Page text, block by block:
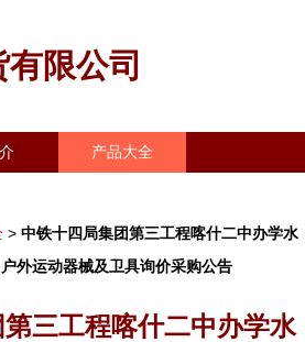
限公司
产品大全
> 中铁十四局集团第三工程喀什二中办学水
外运动器械及卫具询价采购公告
三工程喀什二中办学水